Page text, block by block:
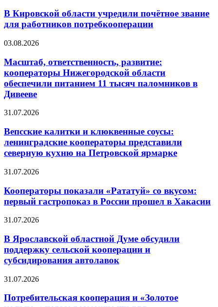
В Кировской области учредили почётное звание
для работников потребкооперации
03.08.2026
Масштаб, ответственность, развитие:
кооператоры Нижегородской области
обеспечили питанием 11 тысяч паломников в
Дивееве
31.07.2026
Вепсские калитки и клюквенные соусы:
ленинградские кооператоры представили
северную кухню на Петровской ярмарке
31.07.2026
Кооператоры показали «Рататуй» со вкусом:
первый гастропоказ в России прошел в Хакасии
31.07.2026
В Ярославской областной Думе обсудили
поддержку сельской кооперации и
субсидирования автолавок
31.07.2026
Потребительская кооперация и «Золотое